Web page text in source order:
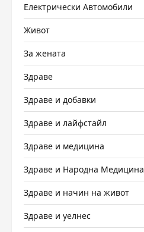
Електрически Автомобили
Живот
За жената
Здраве
Здраве и добавки
Здраве и лайфстайл
Здраве и медицина
Здраве и Народна Медицина
Здраве и начин на живот
Здраве и уелнес